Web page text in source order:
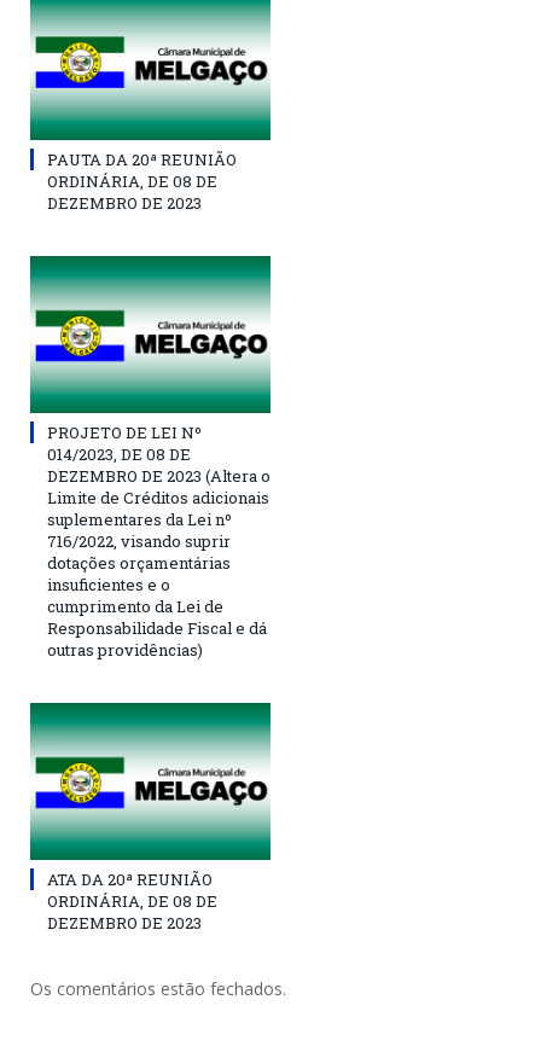
PAUTA DA 20ª REUNIÃO
ORDINÁRIA, DE 08 DE
DEZEMBRO DE 2023
PROJETO DE LEI Nº
014/2023, DE 08 DE
DEZEMBRO DE 2023 (Altera o
Limite de Créditos adicionais
suplementares da Lei nº
716/2022, visando suprir
dotações orçamentárias
insuficientes e o
cumprimento da Lei de
Responsabilidade Fiscal e dá
outras providências)
ATA DA 20ª REUNIÃO
ORDINÁRIA, DE 08 DE
DEZEMBRO DE 2023
Os comentários estão fechados.